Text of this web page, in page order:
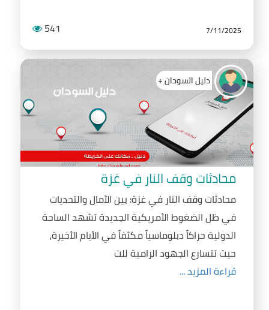
7/11/2025
541
دليل السودان +
محادثات وقف النار في غزة
محادثات وقف النار في غزة: بين الآمال والتحديات
في ظل الضغوط الأمريكية الجديدة تشهد الساحة
الدولية حراكاً دبلوماسياً مكثفاً في الأيام الأخيرة،
حيث تتسارع الجهود الرامية للت
قراءة المزيد ...